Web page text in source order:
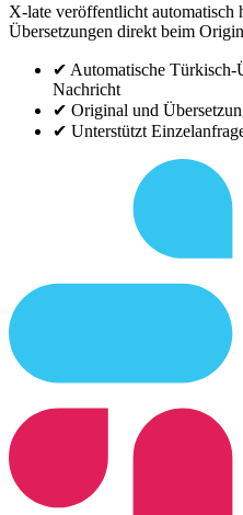
X-late veröffentlicht automatisch
Übersetzungen direkt beim
✔ Automatische Türkisch-
Nachricht
✔ Original und
✔ Unterstützt